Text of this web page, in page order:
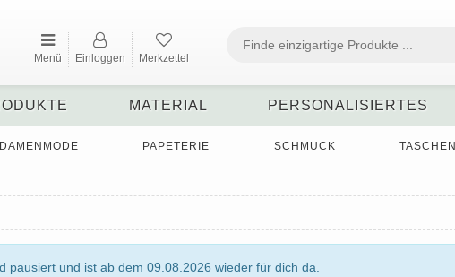
Menü Einloggen Merkzettel
MATERIAL PERSONALISIERTES
DAMENMODE PAPETERIE SCHMUCK TASCHEN
und ist ab dem 09.08.2026 wieder für dich da.